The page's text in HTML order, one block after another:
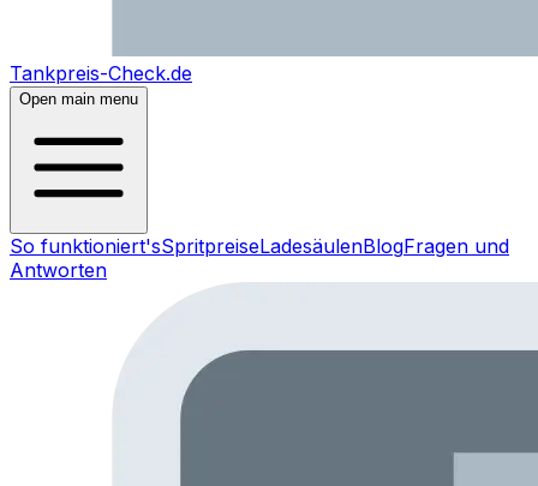
Tankpreis-Check.de
Open main menu
So funktioniert'sSpritpreiseLadesäulenBlogFragen und
Antworten